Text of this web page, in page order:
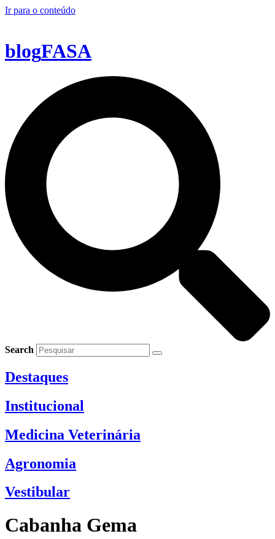
Ir para o conteúdo
blogFASA
Search
Destaques
Institucional
Medicina Veterinária
Agronomia
Vestibular
Cabanha Gema